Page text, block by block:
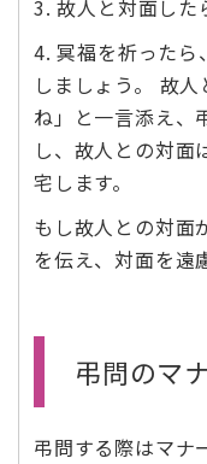
3. 故人と対面した
4. 冥福を祈ったら
しましょう。 故
ね」と一言添え、
し、故人との対面
宅します。
もし故人との対面
を伝え、対面を遠
弔問のマ
弔問する際はマナ